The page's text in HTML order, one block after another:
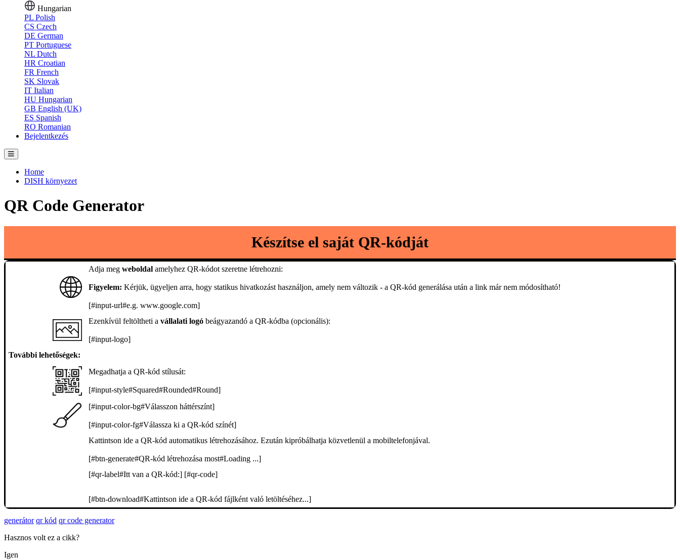
Hungarian
PL Polish
CS Czech
DE German
PT Portuguese
NL Dutch
HR Croatian
FR French
SK Slovak
IT Italian
HU Hungarian
GB English (UK)
ES Spanish
RO Romanian
Bejelentkezés
Home
DISH környezet
QR Code Generator
Készítse el saját QR-kódját
Adja megweboldal amelyhez QR-kódot szeretne létrehozni:
Figyelem: Kérjük, ügyeljen arra, hogy statikus hivatkozást használjon, amely nem változik - a QR-kód generálása után a link már nem módosítható!
[#input-url#e.g. www.google.com]
Ezenkívül feltöltheti avállalati logó beágyazandó a QR-kódba (opcionális):
[#input-logo]
További lehetőségek:
Megadhatja a QR-kód stílusát:
[#input-style#Squared#Rounded#Round]
[#input-color-bg#Válasszon háttérszínt]
[#input-color-fg#Válassza ki a QR-kód színét]
Kattintson ide a QR-kód automatikus létrehozásához. Ezután kipróbálhatja közvetlenül a mobiltelefonjával.
[#btn-generate#QR-kód létrehozása most#Loading ...]
[#qr-label#Itt van a QR-kód:] [#qr-code]
[#btn-download#Kattintson ide a QR-kód fájlként való letöltéséhez...]
generátor qr kód qr code generator
Hasznos volt ez a cikk?
Igen